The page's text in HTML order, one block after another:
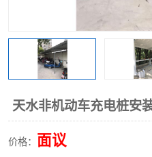
天水非机动车充电桩安
价格： 面议